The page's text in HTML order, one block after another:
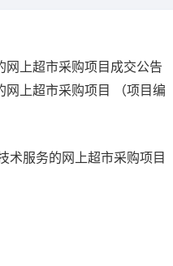
网上超市采购项目成交公告
网上超市采购项目
（项目编
术服务的网上超市采购项目